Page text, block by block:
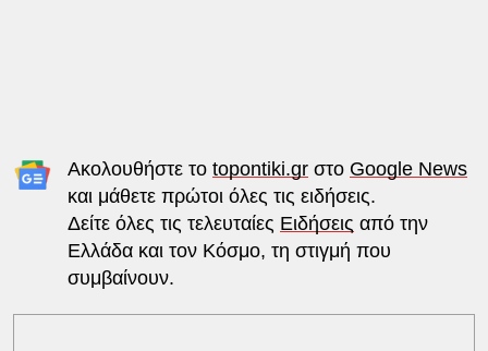
Ακολουθήστε το topontiki.grστο Google News
και μάθετε πρώτοι όλες τις ειδήσεις.
Δείτε όλες τις τελευταίες Ειδήσεις από την
Ελλάδα και τον Κόσμο, τη στιγμή που
συμβαίνουν.